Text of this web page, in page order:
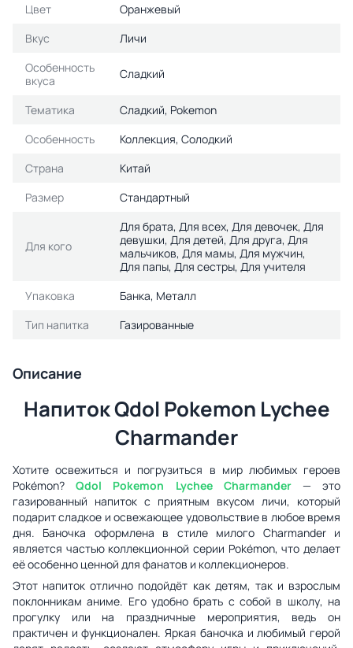
Цвет
Оранжевый
Вкус
Личи
Особенность
вкуса
Сладкий
Тематика
Сладкий, Pokemon
Особенность
Коллекция, Солодкий
Страна
Китай
Размер
Стандартный
Для кого
Для брата, Для всех, Для девочек, Для
девушки, Для детей, Для друга, Для
мальчиков, Для мамы, Для мужчин,
Для папы, Для сестры, Для учителя
Упаковка
Банка, Металл
Тип напитка
Газированные
Описание
Напиток Qdol Pokemon Lychee
Charmander
Хотите освежиться и погрузиться в мир любимых героев
Pokémon?Qdol Pokemon Lychee Charmander— это
газированный напиток с приятным вкусом личи, который
подарит сладкое и освежающее удовольствие в любое время
дня. Баночка оформлена в стиле милого Charmander и
является частью коллекционной серии Pokémon, что делает
её особенно ценной для фанатов и коллекционеров.
Этот напиток отлично подойдёт как детям, так и взрослым
поклонникам аниме. Его удобно брать с собой в школу, на
прогулку или на праздничные мероприятия, ведь он
практичен и функционален. Яркая баночка и любимый герой